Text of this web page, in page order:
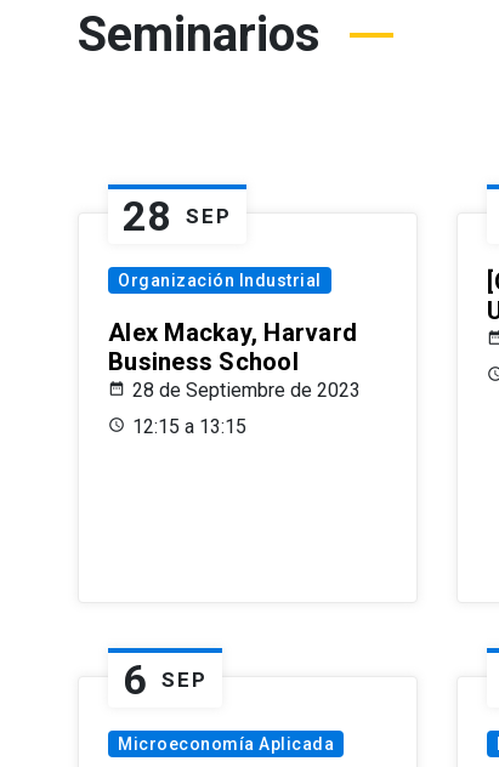
Seminarios
28 SEP
Organización Industrial
Alex Mackay, Harvard
Business School
28 de Septiembre de 2023
12:15 a 13:15
6 SEP
Microeconomía Aplicada